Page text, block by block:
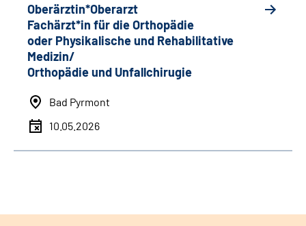
Oberärztin*Oberarzt
Fachärzt*in für die Orthopädie
oder Physikalische und Rehabilitative
Medizin/
Orthopädie und Unfallchirugie
Bad Pyrmont
10.05.2026